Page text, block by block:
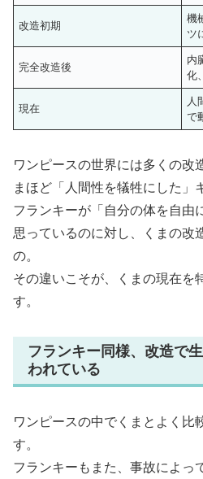
改造初期
機
ツ
完全改造後
内
化
現在
人
で
ワンピースの世界には多くの改
まほど「人間性を犠牲にした」
フランキーが「自分の体を自由
思っているのに対し、くまの改
の。
その違いこそが、くまの現在を
す。
フランキー同様、改造で
われている
ワンピースの中でくまとよく比
す。
フランキーもまた、事故によっ